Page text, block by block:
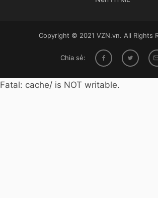
Copyright © 2021 VZN.vn. All Rights
Chia sẻ:
Fatal: cache/ is NOT writable.